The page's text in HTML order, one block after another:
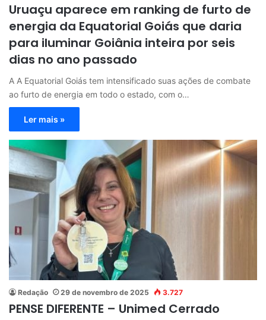
Uruaçu aparece em ranking de furto de
energia da Equatorial Goiás que daria
para iluminar Goiânia inteira por seis
dias no ano passado
A A Equatorial Goiás tem intensificado suas ações de combate
ao furto de energia em todo o estado, com o…
Ler mais »
Redação 29 de novembro de 2025 3.727
PENSE DIFERENTE – Unimed Cerrado